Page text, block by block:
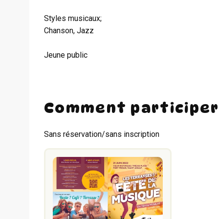
Styles musicaux;
Chanson, Jazz
Jeune public
Comment participer
Sans réservation/sans inscription